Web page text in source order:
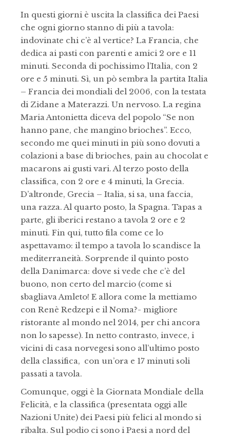
In questi giorni è uscita la classifica dei Paesi
che ogni giorno stanno di più a tavola:
indovinate chi c’è al vertice? La Francia, che
dedica ai pasti con parenti e amici 2 ore e 11
minuti. Seconda di pochissimo l’Italia, con 2
ore e 5 minuti. Sì, un pò sembra la partita Italia
– Francia dei mondiali del 2006, con la testata
di Zidane a Materazzi. Un nervoso. La regina
Maria Antonietta diceva del popolo “Se non
hanno pane, che mangino brioches”. Ecco,
secondo me quei minuti in più sono dovuti a
colazioni a base di brioches, pain au chocolat e
macarons ai gusti vari. Al terzo posto della
classifica, con 2 ore e 4 minuti, la Grecia.
D’altronde, Grecia – Italia, si sa, una faccia,
una razza. Al quarto posto, la Spagna. Tapas a
parte, gli iberici restano a tavola 2 ore e 2
minuti. Fin qui, tutto fila come ce lo
aspettavamo: il tempo a tavola lo scandisce la
mediterraneità. Sorprende il quinto posto
della Danimarca: dove si vede che c’è del
buono, non certo del marcio (come si
sbagliava Amleto! E allora come la mettiamo
con Renè Redzepi e il Noma?- migliore
ristorante al mondo nel 2014, per chi ancora
non lo sapesse). In netto contrasto, invece, i
vicini di casa norvegesi sono all’ultimo posto
della classifica, con un’ora e 17 minuti soli
passati a tavola.
Comunque, oggi è la Giornata Mondiale della
Felicità, e la classifica (presentata oggi alle
Nazioni Unite) dei Paesi più felici al mondo si
ribalta. Sul podio ci sono i Paesi a nord del